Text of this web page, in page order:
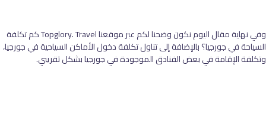
وفي نهاية مقال اليوم نكون وضحنا لكم عبر موقعنا Topglory. Travel كم تكلفة
السياحة في جورجيا؟ بالإضافة إلى تناول تكلفة دخول الأماكن السياحية في جورجيا،
وتكلفة الإقامة في بعض الفنادق الموجودة في جورجيا بشكل تقريبي.